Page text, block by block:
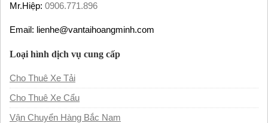
Mr.Hiệp: 0906.771.896
Email: lienhe@vantaihoangminh.com
Loại hình dịch vụ cung cấp
Cho Thuê Xe Tải
Cho Thuê Xe Cẩu
Vận Chuyển Hàng Bắc Nam